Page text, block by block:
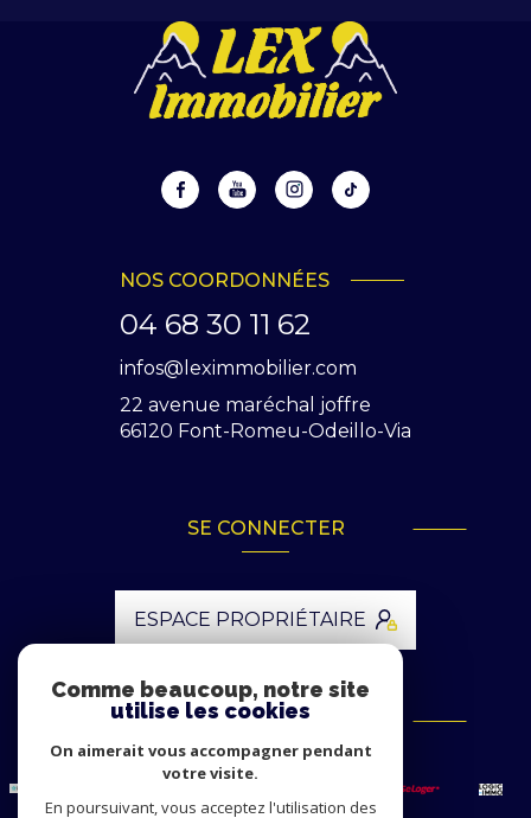
NOS COORDONNÉES
04 68 30 11 62
infos@leximmobilier.com
22 avenue maréchal joffre
66120 Font-Romeu-Odeillo-Via
SE CONNECTER
ESPACE PROPRIÉTAIRE
ADHÉRENTS
Comme beaucoup, notre site
utilise les cookies
On aimerait vous accompagner pendant
votre visite.
En poursuivant, vous acceptez l'utilisation des